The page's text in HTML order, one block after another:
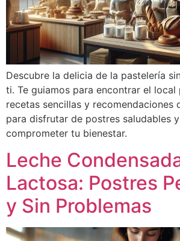
Descubre la delicia de la pastelería
ti. Te guiamos para encontrar el
recetas sencillas y recomendaciones
para disfrutar de postres saludables
comprometer tu bienestar.
Leche
Lactosa: Postres
y Sin Problemas